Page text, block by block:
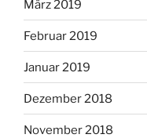
März 2019
Februar 2019
Januar 2019
Dezember 2018
November 2018